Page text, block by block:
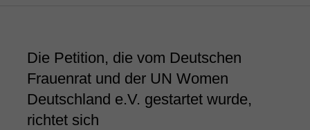
Die Petition, die vom Deutschen
Frauenrat und der UN Women
Deutschland e.V. gestartet wurde,
richtet sich